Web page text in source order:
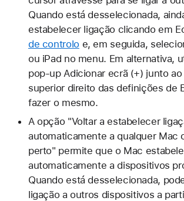
Quando está desselecionada,
estabelecer ligação clicando em
de controloe, em seguida,
ou iPad no menu. Em alternativa,
pop-up Adicionar ecrã (+) junto
superior direito das definições de
fazer o mesmo.
A opção "Voltar a estabelecer
automaticamente a qualquer Mac
perto" permite que o Mac
automaticamente a dispositivos
Quando está desselecionada,
ligação a outros dispositivos a